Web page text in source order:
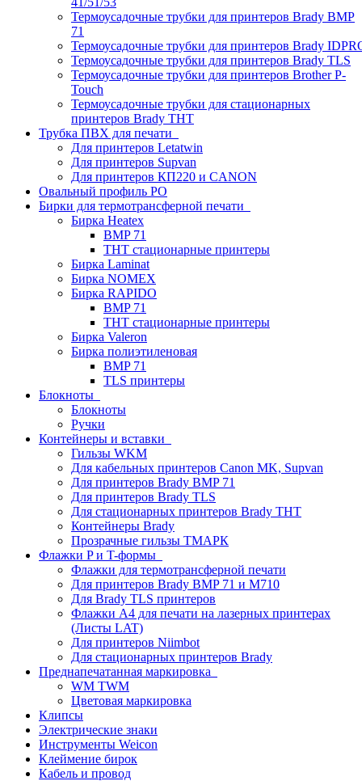
Термоусадочные трубки для принтеров Brady BMP
71
Термоусадочные трубки для принтеров Brady
Термоусадочные трубки для принтеров Brady TLS
Термоусадочные трубки для принтеров Brother P-
Touch
Термоусадочные трубки для стационарных
принтеров Brady THT
Трубка ПВХ для печати
Для принтеров Letatwin
Для принтеров Supvan
Для принтеров КП220 и CANON
Овальный профиль PO
Бирки для термотрансферной печати
Бирка Heatex
BMP 71
THT стационарные принтеры
Бирка Laminat
Бирка NOMEX
Бирка RAPIDO
BMP 71
THT стационарные принтеры
Бирка Valeron
Бирка полиэтиленовая
BMP 71
TLS принтеры
Блокноты
Блокноты
Ручки
Контейнеры и вставки
Гильзы WKM
Для кабельных принтеров Canon MK, Supvan
Для принтеров Brady BMP 71
Для принтеров Brady TLS
Для стационарных принтеров Brady THT
Контейнеры Brady
Прозрачные гильзы ТМАРК
Флажки P и T-формы
Флажки для термотрансферной печати
Для принтеров Brady BMP 71 и M710
Для Brady TLS принтеров
Флажки A4 для печати на лазерных принтерах
(Листы LAT)
Для принтеров Niimbot
Для стационарных принтеров Brady
Преднапечатанная маркировка
WM TWM
Цветовая маркировка
Клипсы
Электрические знаки
Инструменты Weicon
Клеймение бирок
Кабель и провод